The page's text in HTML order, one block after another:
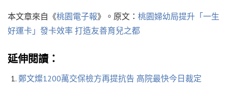
本文章來自《桃園電子報》。原文： 桃園婦幼局提升「一生
好運卡」發卡效率 打造友善育兒之都
延伸閱讀：
鄭文燦1200萬交保檢方再提抗告 高院最快今日裁定